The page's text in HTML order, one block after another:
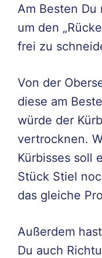
Am Besten Du
um den
frei zu
Von der
diese am
würde der
vertrocknen.
Kürbisses soll
Stück Stiel
das gleiche
Außerdem
Du auch